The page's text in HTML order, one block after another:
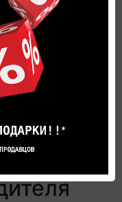
(0)
SPC